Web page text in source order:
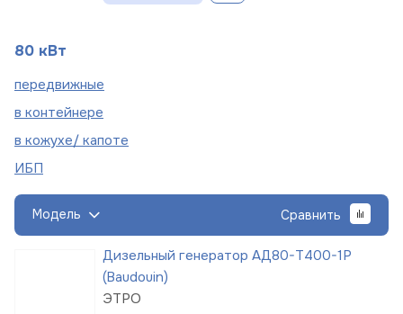
80 кВт
передвижные
в контейнере
в кожухе/ капоте
ИБП
Модель Сравнить
Дизельный генератор АД80-Т400-1Р
(Baudouin)
ЭТРО